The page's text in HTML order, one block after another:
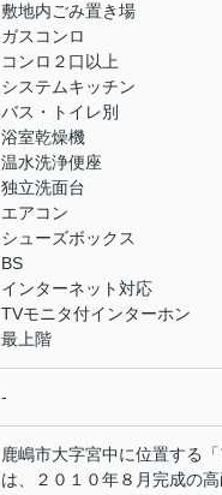
敷地内ごみ置き場
ガスコンロ
コンロ２口以上
システムキッチン
バス・トイレ別
浴室乾燥機
温水洗浄便座
独立洗面台
エアコン
シューズボックス
BS
インターネット対応
TVモニタ付インターホン
最上階
-
鹿嶋市大字宮中に位置する「
は、２０１０年８月完成の